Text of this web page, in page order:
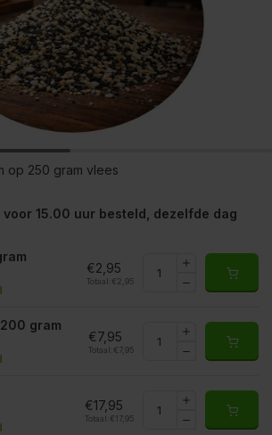
op 250 gram vlees
voor 15.00 uur besteld, dezelfde dag
€2,95
Totaal: €2,95
gram
€7,95
Totaal: €7,95
€17,95
Totaal: €17,95